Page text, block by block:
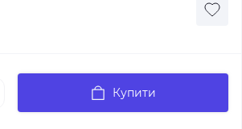
Купити